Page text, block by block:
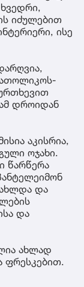
იძულებით
ისე
დროიდან
აკისრია,
ოჯახი.
წარწერა
და
და
ახლად
ფრესკებით.